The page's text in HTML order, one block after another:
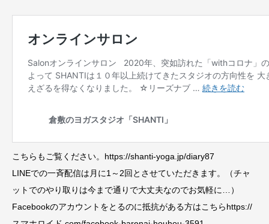
こちらもご覧ください。https://shanti-yoga.jp/diary87
LINEでの一斉配信は月に1～2回とさせていただきます。（チャ
ットでのやり取りは今まで通りで大丈夫なのでお気軽に…）
Facebookのアカウントをとるのに抵抗がある方はこちらhttps://